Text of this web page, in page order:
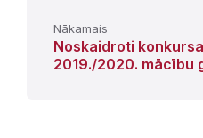
Nākamais
Noskaidroti
2019./2020. mācību